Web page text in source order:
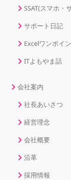
SSAT(スマホ・
サポート日記
Excelワンポイ
ITよもやま話
会社案内
社長あいさつ
経営理念
会社概要
沿革
採用情報